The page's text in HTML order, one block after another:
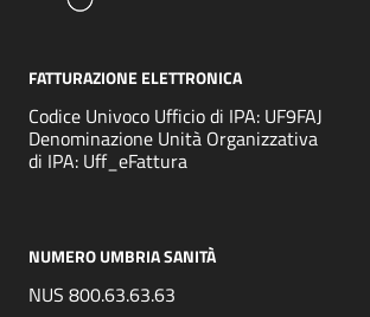
FATTURAZIONE ELETTRONICA
Codice Univoco Ufficio di IPA: UF9FAJ
Denominazione Unità Organizzativa
di IPA: Uff_eFattura
NUMERO UMBRIA SANITÀ
NUS 800.63.63.63